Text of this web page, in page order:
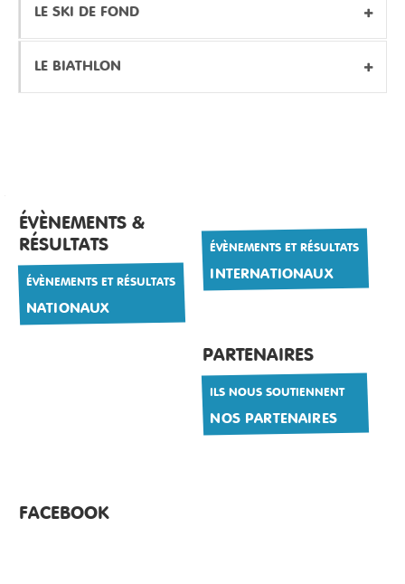
LE SKI DE FOND
LE BIATHLON
ÉVÈNEMENTS &
RÉSULTATS
ÉVÈNEMENTS ET RÉSULTATS
NATIONAUX
ÉVÈNEMENTS ET RÉSULTATS
INTERNATIONAUX
PARTENAIRES
ILS NOUS SOUTIENNENT
NOS PARTENAIRES
FACEBOOK